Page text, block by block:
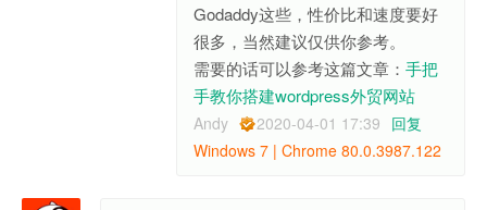
Godaddy这些，性价比和速度要好
很多，当然建议仅供你参考。
需要的话可以参考这篇文章： 手把
手教你搭建wordpress外贸网站
Andy 2020-04-01 17:39 回复
Windows 7 | Chrome 80.0.3987.122